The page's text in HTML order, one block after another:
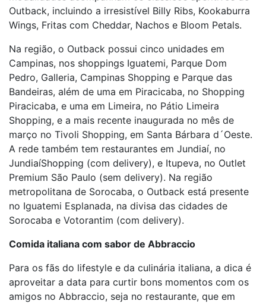
Outback, incluindo a irresistível Billy Ribs, Kookaburra
Wings, Fritas com Cheddar, Nachos e Bloom Petals.
Na região, o Outback possui cinco unidades em
Campinas, nos shoppings Iguatemi, Parque Dom
Pedro, Galleria, Campinas Shopping e Parque das
Bandeiras, além de uma em Piracicaba, no Shopping
Piracicaba, e uma em Limeira, no Pátio Limeira
Shopping, e a mais recente inaugurada no mês de
março no Tivoli Shopping, em Santa Bárbara d´Oeste.
A rede também tem restaurantes em Jundiaí, no
JundiaíShopping (com delivery), e Itupeva, no Outlet
Premium São Paulo (sem delivery). Na região
metropolitana de Sorocaba, o Outback está presente
no Iguatemi Esplanada, na divisa das cidades de
Sorocaba e Votorantim (com delivery).
Comida italiana com sabor de Abbraccio
Para os fãs do lifestyle e da culinária italiana, a dica é
aproveitar a data para curtir bons momentos com os
amigos no Abbraccio, seja no restaurante, que em